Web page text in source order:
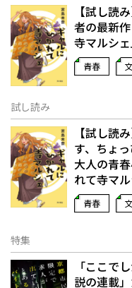
【試し読
者の最新
寺マルシ
青春
試し読み
【試し読
す、ちょ
大人の青
れて寺マ
青春
特集
「ここで
説の連載」